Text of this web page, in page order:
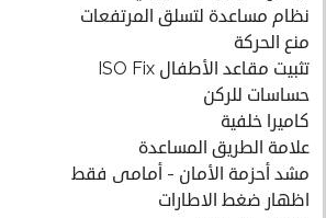
نظام مساعدة لتسلق المرتفعات
منع الحركة
تثبيت مقاعد الأطفال ISO Fix
حساسات للركن
كاميرا خلفية
علامة الطريق المساعدة
مشد أحزمة الأمان - أمامى فقط
اظهار ضغط الاطارات